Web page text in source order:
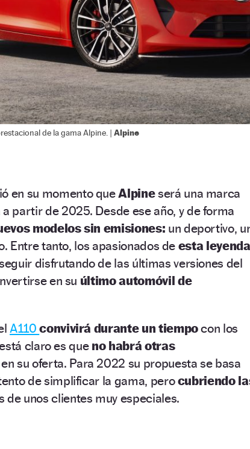
de la gama Alpine. | Alpine
en su momento queAlpineserá una marca
a partir de 2025. Desde ese año, y de forma
modelos sin emisiones: un deportivo,
Entre tanto, los apasionados de esta leyenda
disfrutando de las últimas versiones del
en su último automóvil de
A110convivirá durante un tiempocon los
claro es queno habrá otras
su oferta. Para 2022 su propuesta se basa
de simplificar la gama, perocubriendo
de unos clientes muy especiales.